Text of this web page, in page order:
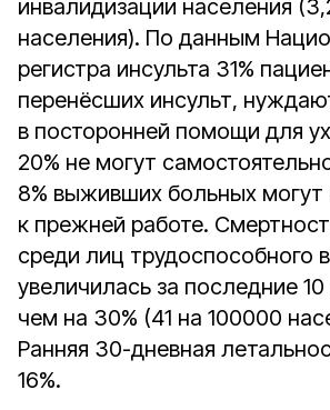
инвалидизации населения
населения). По данным
регистра инсульта 31%
перенёсших инсульт,
в посторонней помощи для
20% не могут
8% выживших больных могут
к прежней работе.
среди лиц трудоспособного
увеличилась за последние
чем на 30% (41 на 100000
Ранняя 30-дневная
16%.